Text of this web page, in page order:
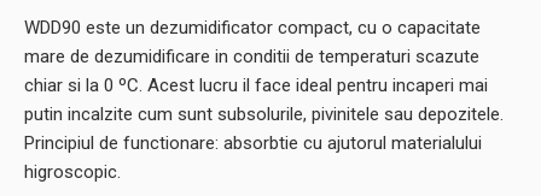
WDD90 este un dezumidificator compact, cu o capacitate
mare de dezumidificare in conditii de temperaturi scazute
chiar si la 0 ºC. Acest lucru il face ideal pentru incaperi mai
putin incalzite cum sunt subsolurile, pivinitele sau depozitele.
Principiul de functionare: absorbtie cu ajutorul materialului
higroscopic.